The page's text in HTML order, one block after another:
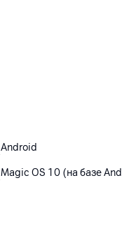
Android
Magic OS 10 (на базе